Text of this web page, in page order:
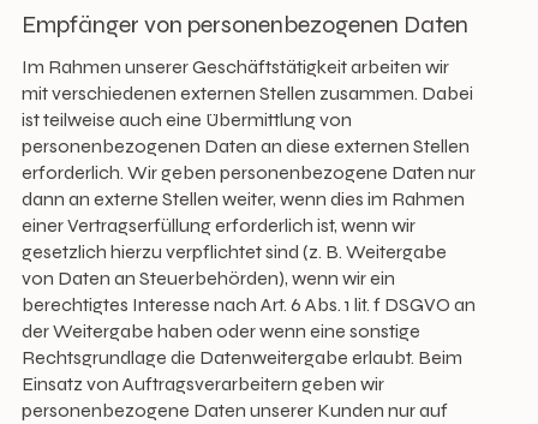
Empfänger von personenbezogenen Daten
Im Rahmen unserer Geschäftstätigkeit arbeiten wir
mit verschiedenen externen Stellen zusammen. Dabei
ist teilweise auch eine Übermittlung von
personenbezogenen Daten an diese externen Stellen
erforderlich. Wir geben personenbezogene Daten nur
dann an externe Stellen weiter, wenn dies im Rahmen
einer Vertragserfüllung erforderlich ist, wenn wir
gesetzlich hierzu verpflichtet sind (z. B. Weitergabe
von Daten an Steuerbehörden), wenn wir ein
berechtigtes Interesse nach Art. 6 Abs. 1 lit. f DSGVO an
der Weitergabe haben oder wenn eine sonstige
Rechtsgrundlage die Datenweitergabe erlaubt. Beim
Einsatz von Auftragsverarbeitern geben wir
personenbezogene Daten unserer Kunden nur auf